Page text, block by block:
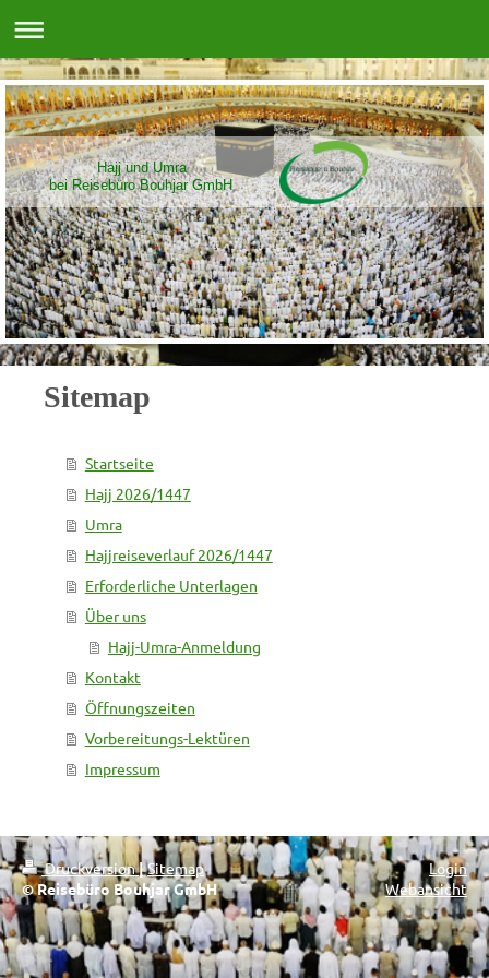
Hajj und Umra
bei Reisebüro Bouhjar GmbH
Sitemap
Startseite
Hajj 2026/1447
Umra
Hajjreiseverlauf 2026/1447
Erforderliche Unterlagen
Über uns
Hajj-Umra-Anmeldung
Kontakt
Öffnungszeiten
Vorbereitungs-Lektüren
Impressum
Druckversion|Sitemap
© Reisebüro Bouhjar GmbH
Login
Webansicht